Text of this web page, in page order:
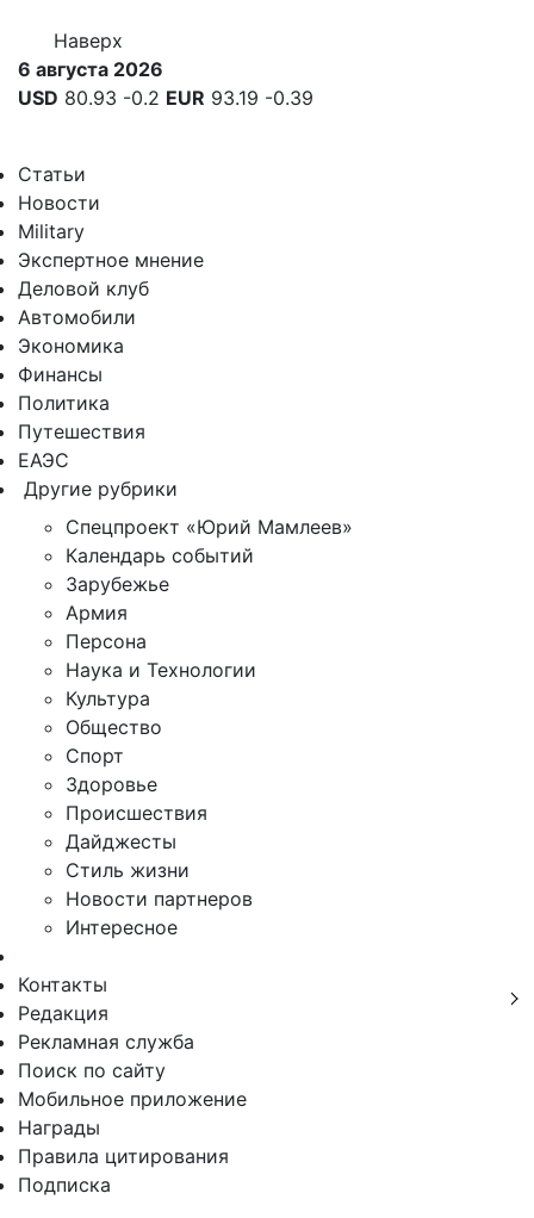
Наверх
6 августа 2026
USD 80.93 -0.2 EUR 93.19 -0.39
Статьи
Новости
Military
Экспертное мнение
Деловой клуб
Автомобили
Экономика
Финансы
Политика
Путешествия
ЕАЭС
Другие рубрики
Спецпроект «Юрий Мамлеев»
Календарь событий
Зарубежье
Армия
Персона
Наука и Технологии
Культура
Общество
Спорт
Здоровье
Происшествия
Дайджесты
Стиль жизни
Новости партнеров
Интересное
Контакты
Редакция
Рекламная служба
Поиск по сайту
Мобильное приложение
Награды
Правила цитирования
Подписка